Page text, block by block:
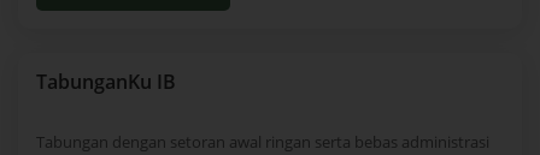
TabunganKu IB
Tabungan dengan setoran awal ringan serta bebas administrasi